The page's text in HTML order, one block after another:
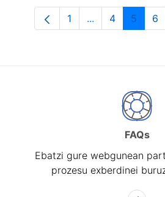
Orrialdea
1 ...Intermediate
Orrialdea
4 5 6
FAQs
Ebatzi gure webgunean
prozesu exberdinei